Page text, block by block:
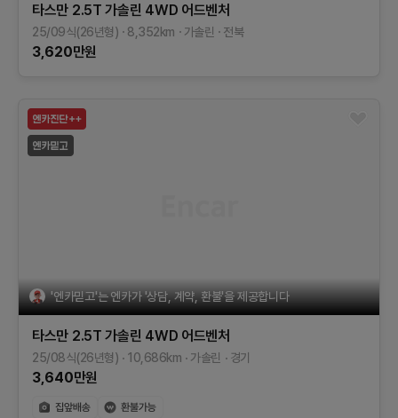
타스만 2.5T 가솔린 4WD 어드벤처
25/09식(26년형) 8,352km 가솔린 전북
3,620만원
'엔카믿고'는 엔카가 '상담, 계약, 환불'을 제공합니다
타스만 2.5T 가솔린 4WD 어드벤처
25/08식(26년형) 10,686km 가솔린 경기
3,640만원